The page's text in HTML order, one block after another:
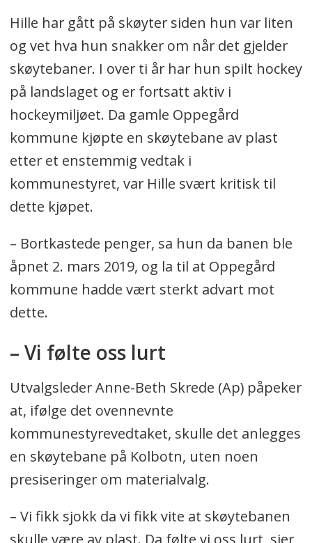
Hille har gått på skøyter siden hun var liten
og vet hva hun snakker om når det gjelder
skøytebaner. I over ti år har hun spilt hockey
på landslaget og er fortsatt aktiv i
hockeymiljøet. Da gamle Oppegård
kommune kjøpte en skøytebane av plast
etter et enstemmig vedtak i
kommunestyret, var Hille svært kritisk til
dette kjøpet.
– Bortkastede penger, sa hun da banen ble
åpnet 2. mars 2019, og la til at Oppegård
kommune hadde vært sterkt advart mot
dette.
– Vi følte oss lurt
Utvalgsleder Anne-Beth Skrede (Ap) påpeker
at, ifølge det ovennevnte
kommunestyrevedtaket, skulle det anlegges
en skøytebane på Kolbotn, uten noen
presiseringer om materialvalg.
– Vi fikk sjokk da vi fikk vite at skøytebanen